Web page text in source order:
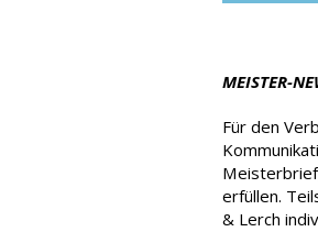
MEISTER-
Für den
erfüllen.
& Lerch